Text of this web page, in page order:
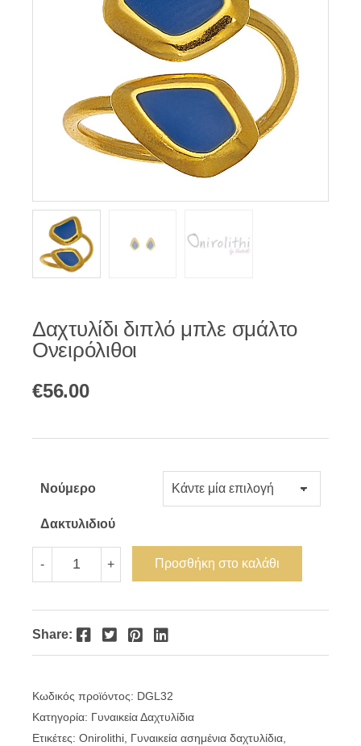
Δαχτυλίδι διπλό μπλε σμάλτο
Ονειρόλιθοι
€56.00
Νούμερο
Δακτυλιδιού
-
διπλό
μπλε
Ονειρόλιθοι
ποσότητα
+ Προσθήκη στο καλάθι
Share: Facebook Twitter Pinterest LinkedIn
Κωδικός προϊόντος: DGL32
Κατηγορία: Γυναικεία Δαχτυλίδια
Ετικέτες: Onirolithi, Γυναικεία ασημένια δαχτυλίδια,